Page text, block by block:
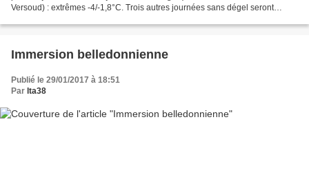
Versoud) : extrêmes -4/-1,8°C. Trois autres journées sans dégel seront
Immersion belledonnienne
Publié le 29/01/2017 à 18:51
Par lta38